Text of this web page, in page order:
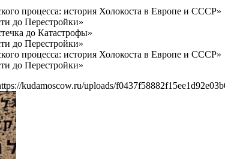
процесса: история Холокоста в Европе и СССР»
до Перестройки»
до Катастрофы»
до Перестройки»
процесса: история Холокоста в Европе и СССР»
до Перестройки»
kudamoscow.ru/uploads/